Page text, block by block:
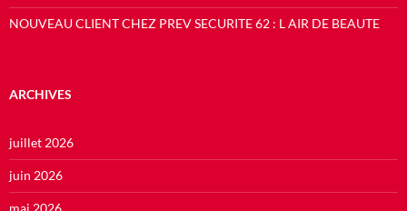
NOUVEAU CLIENT CHEZ PREV SECURITE 62 : L AIR DE BEAUTE
ARCHIVES
juillet 2026
juin 2026